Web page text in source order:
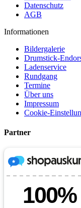
Datenschutz
AGB
Informationen
Bildergalerie
Drumstick-
Ladenservice
Rundgang
Termine
Über uns
Impressum
Cookie-
Partner